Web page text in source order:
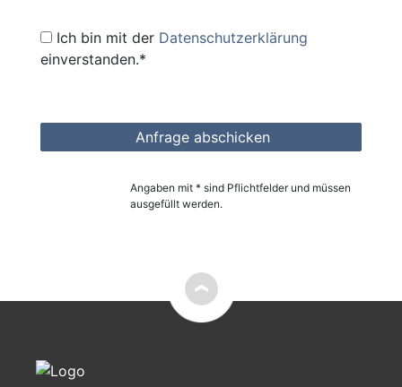
Ich bin mit der Datenschutzerklärung
einverstanden.*
Angaben mit * sind Pflichtfelder und müssen
ausgefüllt werden.